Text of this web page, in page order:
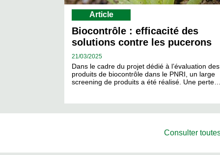
Article
Biocontrôle : efficacité des
solutions contre les pucerons
21/03/2025
Dans le cadre du projet dédié à l’évaluation des
produits de biocontrôle dans le PNRI, un large
screening de produits a été réalisé. Une
Consulter